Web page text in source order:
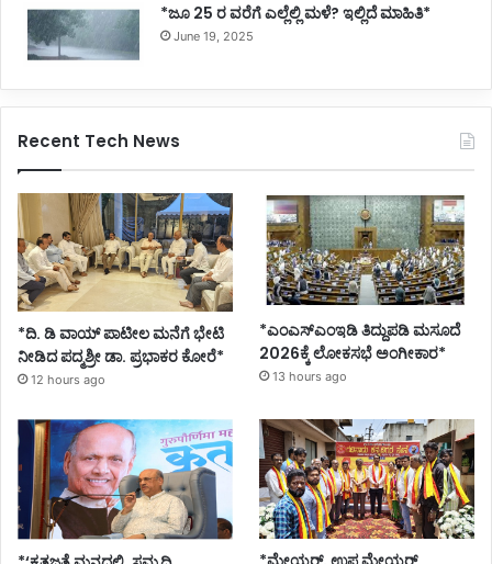
*ಜೂ 25 ರ ವರೆಗೆ ಎಲ್ಲೆಲ್ಲಿ ಮಳೆ? ಇಲ್ಲಿದೆ ಮಾಹಿತಿ*
June 19, 2025
Recent Tech News
*ದಿ. ಡಿ ವಾಯ್ ಪಾಟೀಲ ಮನೆಗೆ ಭೇಟಿ
ನೀಡಿದ ಪದ್ಮಶ್ರೀ ಡಾ. ಪ್ರಭಾಕರ ಕೋರೆ*
12 hours ago
*ಎಂಎಸ್‌ಎಂಇಡಿ ತಿದ್ದುಪಡಿ ಮಸೂದೆ
2026ಕ್ಕೆ ಲೋಕಸಭೆ ಅಂಗೀಕಾರ*
13 hours ago